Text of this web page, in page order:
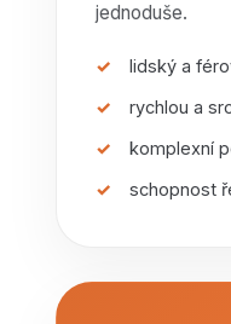
jednoduše.
lidský a
rychlou a
komplexní
schopnost